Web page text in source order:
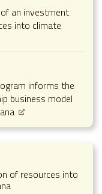
an investment
into climate
informs the
business model
of resources into